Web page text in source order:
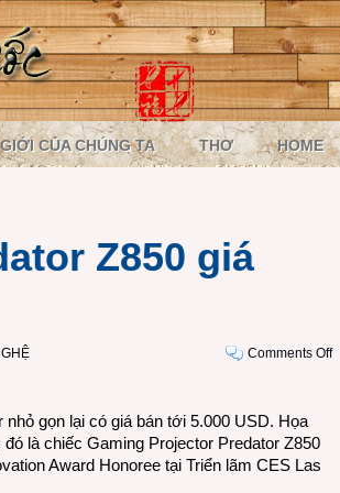
CỦA CHÚNG TA THƠ HOME
Z850 giá
Comments Offon
gọn lại có giá bán tới 5.000 USD. Họa
là chiếc Gaming Projector Predator Z850
Award Honoree tại Triển lãm CES Las